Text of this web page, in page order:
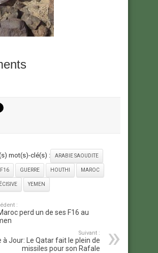
mot(s)-clé(s) : ARABIE SAOUDITE
F16 GUERRE HOUTHI MAROC
YEMEN
:
perd un de ses F16 au
Suivant :
à Jour: Le Qatar fait le plein de
missiles pour son Rafale